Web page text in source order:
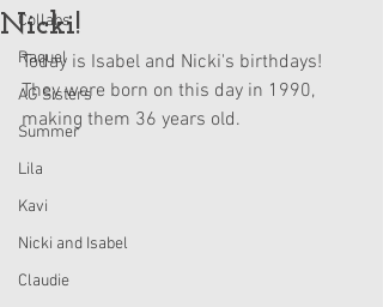
Collabs
Raquel
AG Sisters
Summer
Lila
Kavi
Nicki and Isabel
Claudie
Nicki!
Today is Isabel and Nicki's birthdays!
They were born on this day in 1990,
making them 36 years old.